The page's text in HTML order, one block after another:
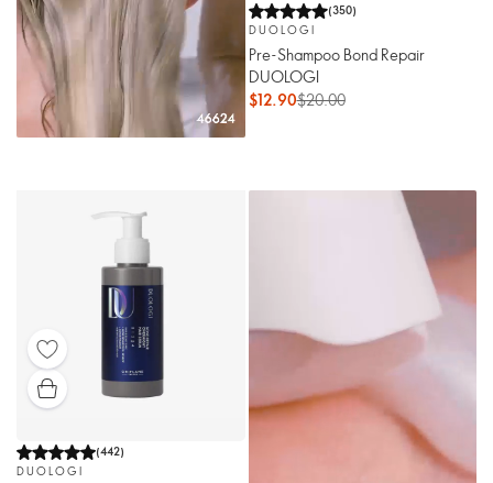
(350)
DUOLOGI
Pre-Shampoo Bond Repair
DUOLOGI
$12.90$20.00
(442)
DUOLOGI